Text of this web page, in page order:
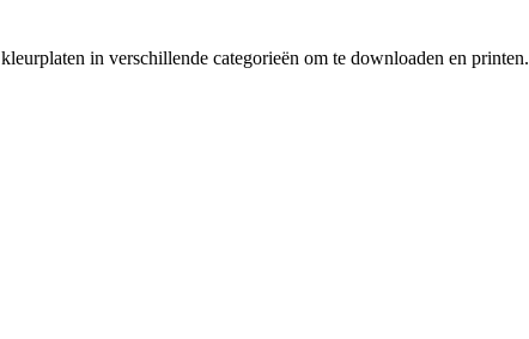
kleurplaten in verschillende categorieën om te downloaden en printen.